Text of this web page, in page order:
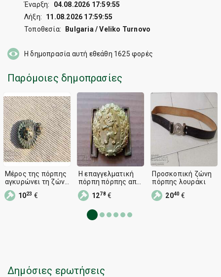
Έναρξη:
04.08.2026 17:59:55
Λήξη:
11.08.2026 17:59:55
Τοποθεσία:
Bulgaria / Veliko Turnovo
Η δημοπρασία αυτή εθεάθη 1625 φορές
Παρόμοιες δημοπρασίες
Μέρος της πόρπης
αγκυρώνει τη ζώνη
πόρπης
1023 €
Η επαγγελματική
πόρπη πόρπης από
τη ζώνη MOL
έσβησε τη στολή
1278 €
Προσκοπική ζώνη
πόρπης λουράκι
2040 €
Δημόσιες ερωτήσεις